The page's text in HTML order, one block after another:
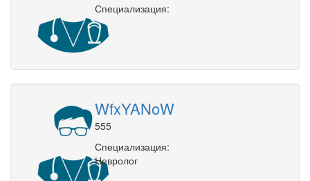
Специализация:
WfxYANoW
555
Специализация:
Невролог